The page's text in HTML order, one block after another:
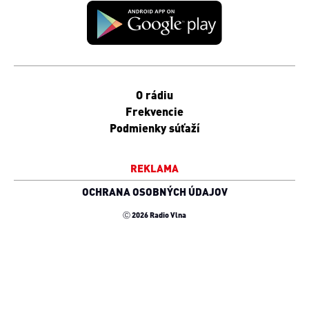
O rádiu
Frekvencie
Podmienky súťaží
REKLAMA
OCHRANA OSOBNÝCH ÚDAJOV
Ⓒ 2026 Radio Vlna